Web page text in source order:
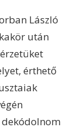
László
után
érthető